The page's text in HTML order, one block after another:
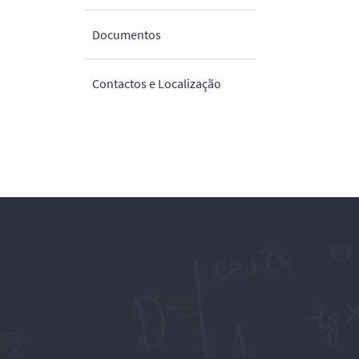
Documentos
Contactos e Localização